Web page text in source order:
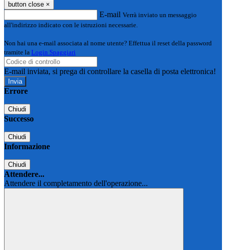
button close ×
E-mail Verrà inviato un messaggio
all'indirizzo indicato con le istruzioni necessarie.
Non hai una e-mail associata al nome utente? Effettua il reset della password
tramite la Login Spaggiari
E-mail inviata, si prega di controllare la casella di posta elettronica!
Errore
Chiudi
Successo
Chiudi
Informazione
Chiudi
Attendere...
Attendere il completamento dell'operazione...